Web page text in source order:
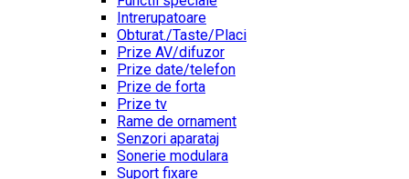
Intrerupatoare
Obturat./Taste/Placi
Prize AV/difuzor
Prize date/telefon
Prize de forta
Prize tv
Rame de ornament
Senzori aparataj
Sonerie modulara
Suport fixare